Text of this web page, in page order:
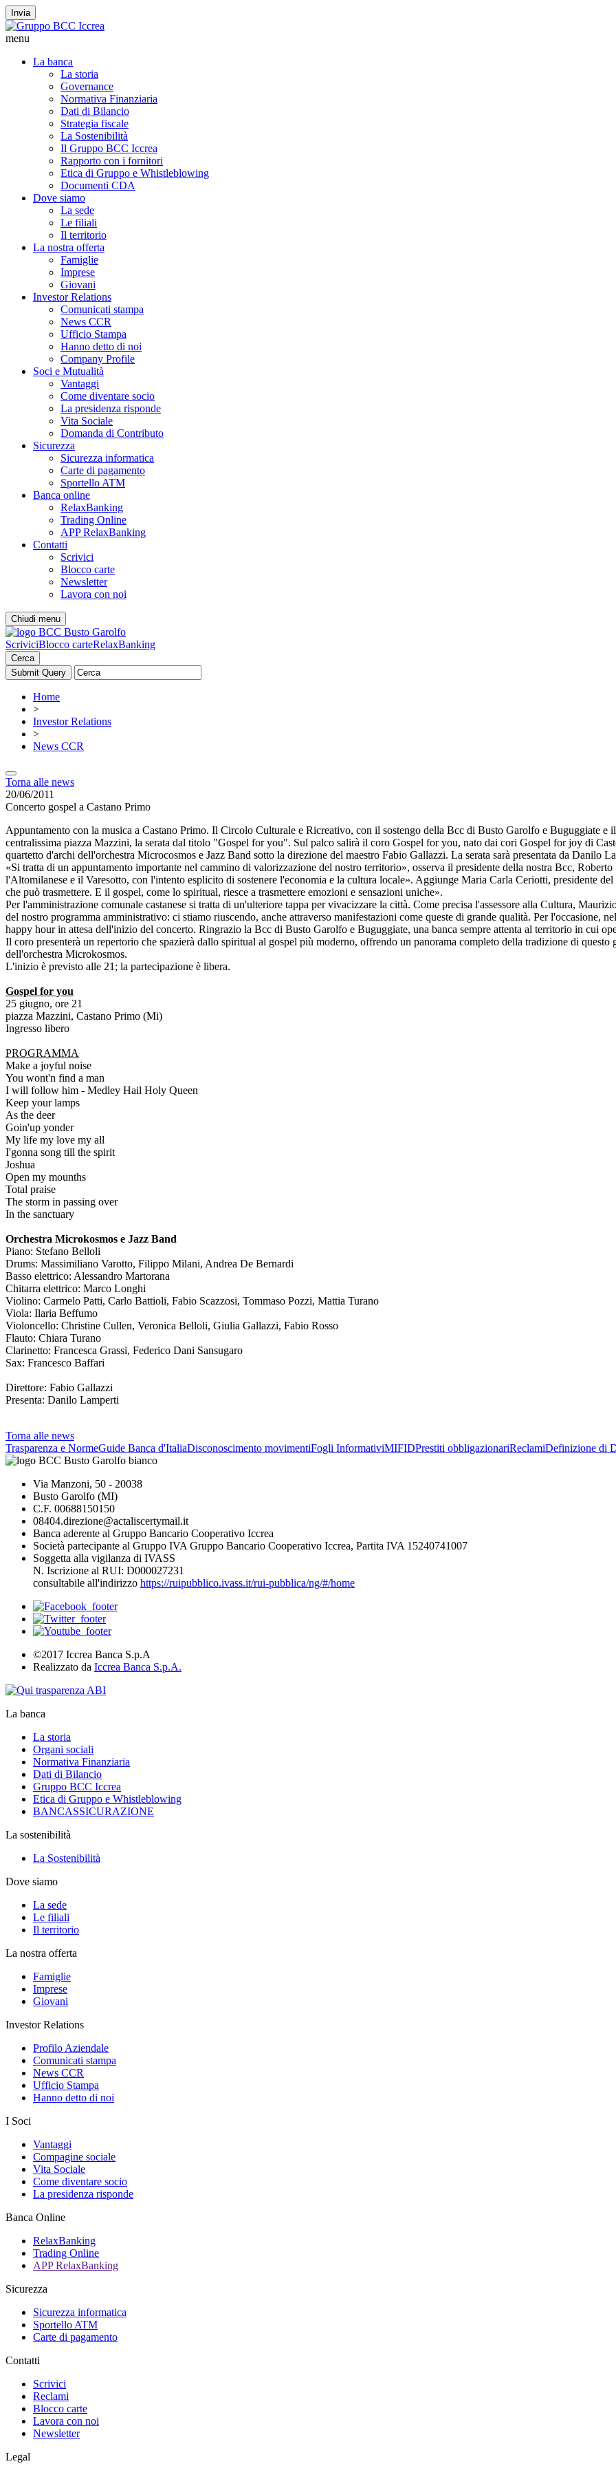
Invia
menu
La banca
La storia
Governance
Normativa Finanziaria
Dati di Bilancio
Strategia fiscale
La Sostenibilità
Il Gruppo BCC Iccrea
Rapporto con i fornitori
Etica di Gruppo e Whistleblowing
Documenti CDA
Dove siamo
La sede
Le filiali
Il territorio
La nostra offerta
Famiglie
Imprese
Giovani
Investor Relations
Comunicati stampa
News CCR
Ufficio Stampa
Hanno detto di noi
Company Profile
Soci e Mutualità
Vantaggi
Come diventare socio
La presidenza risponde
Vita Sociale
Domanda di Contributo
Sicurezza
Sicurezza informatica
Carte di pagamento
Sportello ATM
Banca online
RelaxBanking
Trading Online
APP RelaxBanking
Contatti
Scrivici
Blocco carte
Newsletter
Lavora con noi
Chiudi menu
ScriviciBlocco carteRelaxBanking
Cerca
Home
>
Investor Relations
>
News CCR
Torna alle news
20/06/2011
Concerto gospel a Castano Primo
Appuntamento con la musica a Castano Primo. Il Circolo Culturale e Ricreativo, con il sostengo della Bcc di Busto Garolfo e Buguggiate e
centralissima piazza Mazzini, la serata dal titolo "Gospel for you". Sul palco salirà il coro Gospel for you, nato dai cori Gospel for joy di
quartetto d'archi dell'orchestra Microcosmos e Jazz Band sotto la direzione del maestro Fabio Gallazzi. La serata sarà presentata da Danilo
«Si tratta di un appuntamento importante nel cammino di valorizzazione del nostro territorio», osserva il presidente della nostra Bcc,
l'Altomilanese e il Varesotto, con l'intento esplicito di sostenere l'economia e la cultura locale». Aggiunge Maria Carla Ceriotti, presidente
che può trasmettere. E il gospel, come lo spiritual, riesce a trasmettere emozioni e sensazioni uniche».
Per l'amministrazione comunale castanese si tratta di un'ulteriore tappa per vivacizzare la città. Come precisa l'assessore alla Cultura,
del nostro programma amministrativo: ci stiamo riuscendo, anche attraverso manifestazioni come queste di grande qualità. Per l'occasione,
happy hour in attesa dell'inizio del concerto. Ringrazio la Bcc di Busto Garolfo e Buguggiate, una banca sempre attenta al territorio in cui
Il coro presenterà un repertorio che spazierà dallo spiritual al gospel più moderno, offrendo un panorama completo della tradizione di
dell'orchestra Microkosmos.
L'inizio è previsto alle 21; la partecipazione è libera.
Gospel for you
25 giugno, ore 21
piazza Mazzini, Castano Primo (Mi)
Ingresso libero
PROGRAMMA
Make a joyful noise
You wont'n find a man
I will follow him - Medley Hail Holy Queen
Keep your lamps
As the deer
Goin'up yonder
My life my love my all
I'gonna song till the spirit
Joshua
Open my mounths
Total praise
The storm in passing over
In the sanctuary
Orchestra Microkosmos e Jazz Band
Piano: Stefano Belloli
Drums: Massimiliano Varotto, Filippo Milani, Andrea De Bernardi
Basso elettrico: Alessandro Martorana
Chitarra elettrico: Marco Longhi
Violino: Carmelo Patti, Carlo Battioli, Fabio Scazzosi, Tommaso Pozzi, Mattia Turano
Viola: Ilaria Beffumo
Violoncello: Christine Cullen, Veronica Belloli, Giulia Gallazzi, Fabio Rosso
Flauto: Chiara Turano
Clarinetto: Francesca Grassi, Federico Dani Sansugaro
Sax: Francesco Baffari
Direttore: Fabio Gallazzi
Presenta: Danilo Lamperti
Torna alle news
Trasparenza e NormeGuide Banca d'ItaliaDisconoscimento movimentiFogli InformativiMIFIDPrestiti obbligazionariReclamiDefinizione di
Via Manzoni, 50 - 20038
Busto Garolfo (MI)
C.F. 00688150150
08404.direzione@actaliscertymail.it
Banca aderente al Gruppo Bancario Cooperativo Iccrea
Società partecipante al Gruppo IVA Gruppo Bancario Cooperativo Iccrea, Partita IVA 15240741007
Soggetta alla vigilanza di IVASS
N. Iscrizione al RUI: D000027231
consultabile all'indirizzo https://ruipubblico.ivass.it/rui-pubblica/ng/#/home
©2017 Iccrea Banca S.p.A
Realizzato da Iccrea Banca S.p.A.
La banca
La storia
Organi sociali
Normativa Finanziaria
Dati di Bilancio
Gruppo BCC Iccrea
Etica di Gruppo e Whistleblowing
BANCASSICURAZIONE
La sostenibilità
La Sostenibilità
Dove siamo
La sede
Le filiali
Il territorio
La nostra offerta
Famiglie
Imprese
Giovani
Investor Relations
Profilo Aziendale
Comunicati stampa
News CCR
Ufficio Stampa
Hanno detto di noi
I Soci
Vantaggi
Compagine sociale
Vita Sociale
Come diventare socio
La presidenza risponde
Banca Online
RelaxBanking
Trading Online
APP RelaxBanking
Sicurezza
Sicurezza informatica
Sportello ATM
Carte di pagamento
Contatti
Scrivici
Reclami
Blocco carte
Lavora con noi
Newsletter
Legal